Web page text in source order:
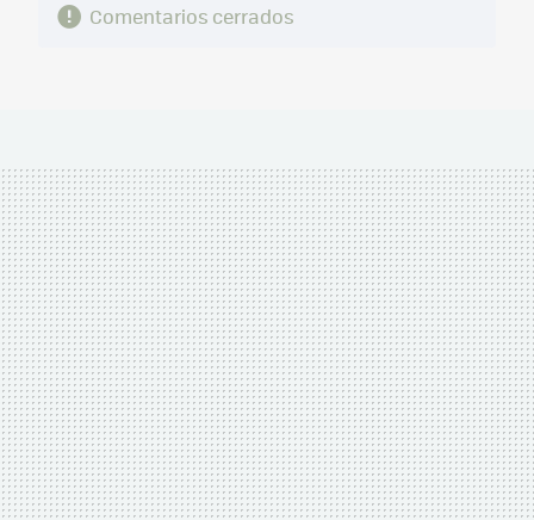
Comentarios cerrados